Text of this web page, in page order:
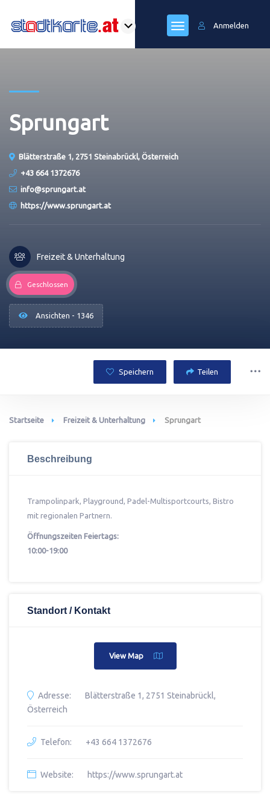
Anmelden
Sprungart
Blätterstraße 1, 2751 Steinabrückl, Österreich
+43 664 1372676
info@sprungart.at
https://www.sprungart.at
Freizeit & Unterhaltung
Geschlossen
Ansichten - 1346
Speichern Teilen
Startseite Freizeit & Unterhaltung Sprungart
Beschreibung
Trampolinpark, Playground, Padel-Multisportcourts, Bistro
mit regionalen Partnern.
Öffnungszeiten Feiertags:
10:00-19:00
Standort / Kontakt
View Map
Adresse:
Blätterstraße 1, 2751 Steinabrückl,
Österreich
Telefon: +43 664 1372676
Website: https://www.sprungart.at